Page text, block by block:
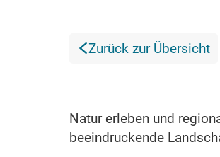
Zurück zur Übersicht
Natur erleben und
beeindruckende